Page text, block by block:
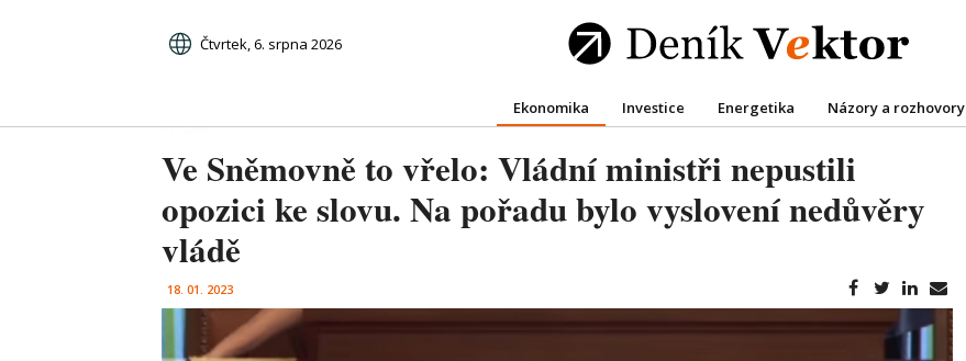
Čtvrtek, 6. srpna 2026
Ekonomika Investice Energetika Názory a rozhovory
Ve Sněmovně to vřelo: Vládní ministři nepustili
opozici ke slovu. Na pořadu bylo vyslovení nedůvěry
vládě
18. 01. 2023